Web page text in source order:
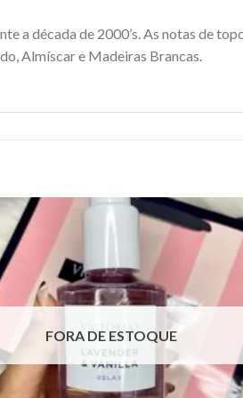
a década de 2000’s. As notas de
Almíscar e Madeiras Brancas.
FORA DE ESTOQUE